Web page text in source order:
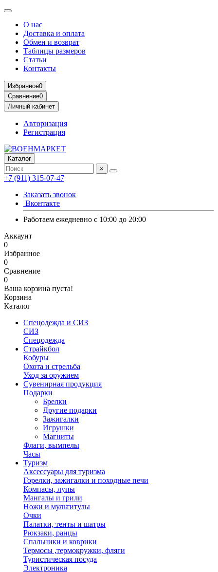
О нас
Доставка и оплата
Обмен и возврат
Таблицы размеров
Статьи
Контакты
Избранное0
Сравнение0
Личный кабинет
Авторизация
Регистрация
Каталог
×
+7 (911) 315-07-47
Заказать звонок
Вконтакте
Работаем ежедневно с 10:00 до 20:00
Аккаунт
0
Избранное
0
Сравнение
0
Ваша корзина пуста!
Корзина
Каталог
Спецодежда и СИЗ
СИЗ
Спецодежда
Страйкбол
Кобуры
Охота и стрельба
Уход за оружием
Сувенирная продукция
Подарки
Брелки
Другие подарки
Зажигалки
Игрушки
Магниты
Флаги, вымпелы
Часы
Туризм
Аксессуары для туризма
Горелки, зажигалки и походные печи
Компасы, лупы
Мангалы и грили
Ножи и мультитулы
Очки
Палатки, тенты и шатры
Рюкзаки, ранцы
Спальники и коврики
Термосы ,термокружки, фляги
Туристическая посуда
Электроника